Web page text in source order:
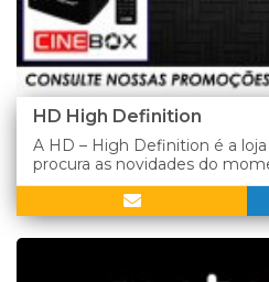
HD High Definition
A HD – High Definition é a
procura as novidades do